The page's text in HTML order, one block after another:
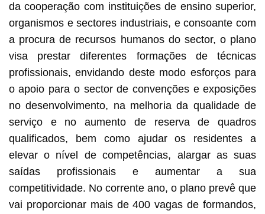
da cooperação com instituições de ensino superior,
organismos e sectores industriais, e consoante com
a procura de recursos humanos do sector, o plano
visa prestar diferentes formações de técnicas
profissionais, envidando deste modo esforços para
o apoio para o sector de convenções e exposições
no desenvolvimento, na melhoria da qualidade de
serviço e no aumento de reserva de quadros
qualificados, bem como ajudar os residentes a
elevar o nível de competências, alargar as suas
saídas profissionais e aumentar a sua
competitividade. No corrente ano, o plano prevê que
vai proporcionar mais de 400 vagas de formandos,